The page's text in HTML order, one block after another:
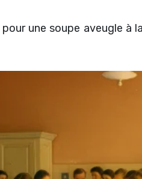
une soupe aveugle